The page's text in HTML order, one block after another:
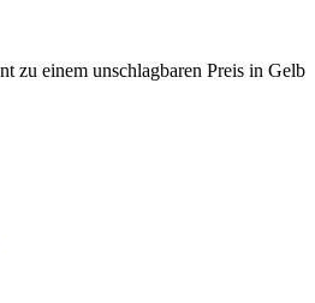
zu einem unschlagbaren Preis in Gelb